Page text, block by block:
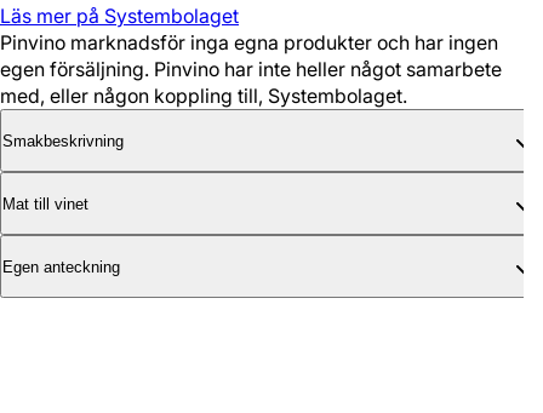
Läs mer på Systembolaget
Pinvino marknadsför inga egna produkter och har ingen
egen försäljning. Pinvino har inte heller något samarbete
med, eller någon koppling till, Systembolaget.
Smakbeskrivning
Mat till vinet
Egen anteckning